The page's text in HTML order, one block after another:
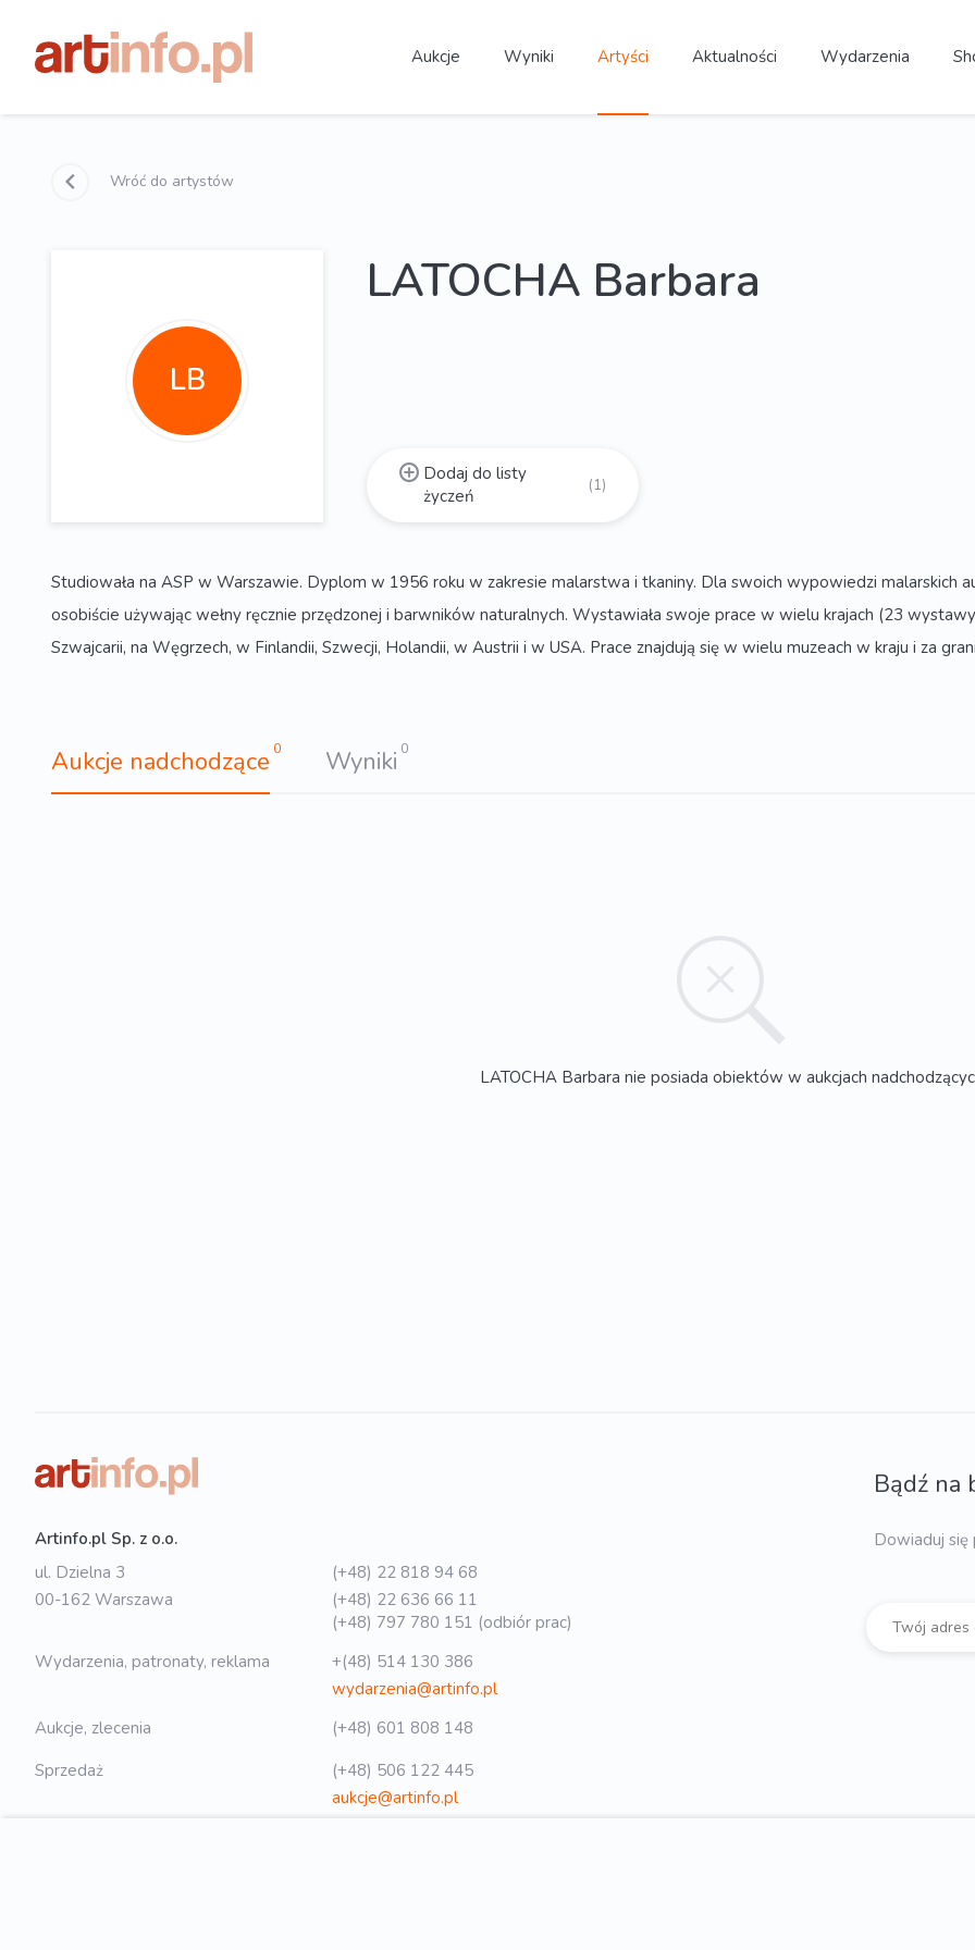
Aukcje Wyniki Artyści Aktualności Wydarzenia
Wróć do artystów
LB
LATOCHA Barbara
Dodaj do listy
życzeń
(1)
Studiowała na ASP w Warszawie. Dyplom w 1956 roku w zakresie malarstwa i tkaniny. Dla swoich wypowiedzi malarskich
osobiście używając wełny ręcznie przędzonej i barwników naturalnych. Wystawiała swoje prace w wielu krajach (23
Szwajcarii, na Węgrzech, w Finlandii, Szwecji, Holandii, w Austrii i w USA. Prace znajdują się w wielu muzeach w kraju i za
Aukcje nadchodzące 0 Wyniki 0
LATOCHA Barbara nie posiada obiektów w aukcjach
Artinfo.pl Sp. z o.o.
ul. Dzielna 3
00-162 Warszawa
(+48) 22 818 94 68
(+48) 22 636 66 11
(+48) 797 780 151 (odbiór prac)
Wydarzenia, patronaty, reklama
+(48) 514 130 386
wydarzenia@artinfo.pl
Aukcje, zlecenia
(+48) 601 808 148
Sprzedaż
(+48) 506 122 445
aukcje@artinfo.pl
Bądź na
Dowiaduj